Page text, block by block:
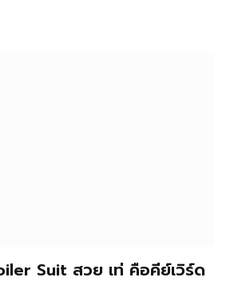
Suit สวย เท่ คือคีย์เวิร์ด